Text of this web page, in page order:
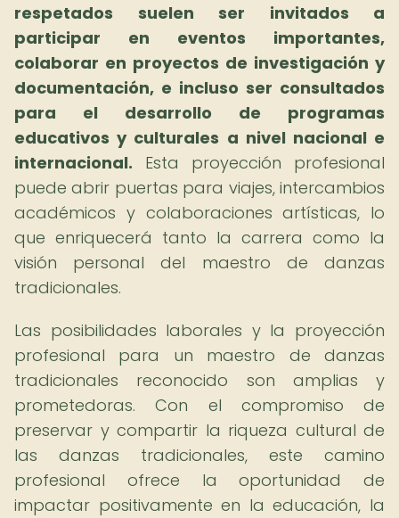
respetados suelen ser invitados a
participar en eventos importantes,
colaborar en proyectos de investigación y
documentación, e incluso ser consultados
para el desarrollo de programas
educativos y culturales a nivel nacional e
internacional. Esta proyección profesional
puede abrir puertas para viajes, intercambios
académicos y colaboraciones artísticas, lo
que enriquecerá tanto la carrera como la
visión personal del maestro de danzas
tradicionales.
Las posibilidades laborales y la proyección
profesional para un maestro de danzas
tradicionales reconocido son amplias y
prometedoras. Con el compromiso de
preservar y compartir la riqueza cultural de
las danzas tradicionales, este camino
profesional ofrece la oportunidad de
impactar positivamente en la educación, la